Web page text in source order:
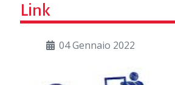
Link
04 Gennaio 2022